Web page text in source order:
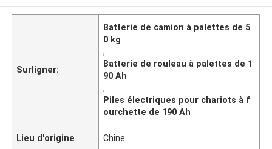
Surligner:
Batterie de camion à palettes de 5
0 kg
,
Batterie de rouleau à palettes de 1
90 Ah
,
Piles électriques pour chariots à f
ourchette de 190 Ah
Lieu d'origine Chine